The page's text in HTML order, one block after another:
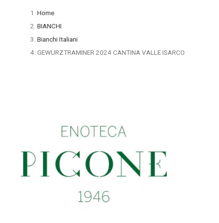
Home
BIANCHI
Bianchi Italiani
GEWURZTRAMINER 2024 CANTINA VALLE ISARCO